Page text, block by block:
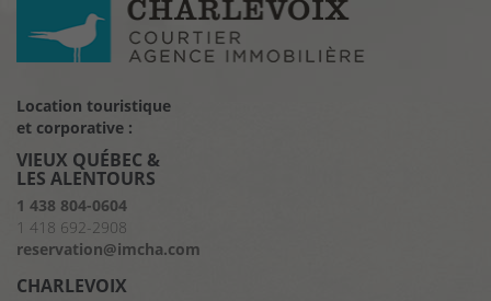
Location touristique
et corporative :
VIEUX QUÉBEC &
LES ALENTOURS
1 438 804-0604
1 418 692-2908
reservation@imcha.com
CHARLEVOIX